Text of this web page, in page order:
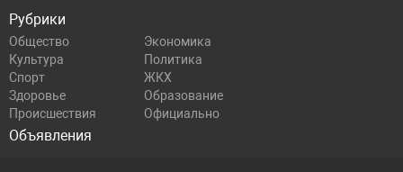
Рубрики
Общество
Экономика
Культура
Политика
Спорт
ЖКХ
Здоровье
Образование
Происшествия
Официально
Объявления